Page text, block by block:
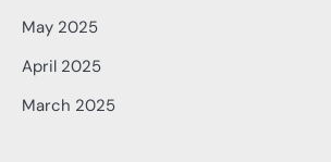
May 2025
April 2025
March 2025